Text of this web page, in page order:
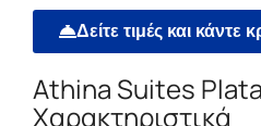
Δείτε τιμές και
Athina Suites
Χαρακτηριστικά